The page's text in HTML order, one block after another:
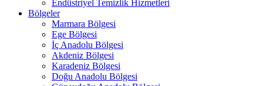
Endüstriyel Temizlik Hizmetleri
Bölgeler
Marmara Bölgesi
Ege Bölgesi
İç Anadolu Bölgesi
Akdeniz Bölgesi
Karadeniz Bölgesi
Doğu Anadolu Bölgesi